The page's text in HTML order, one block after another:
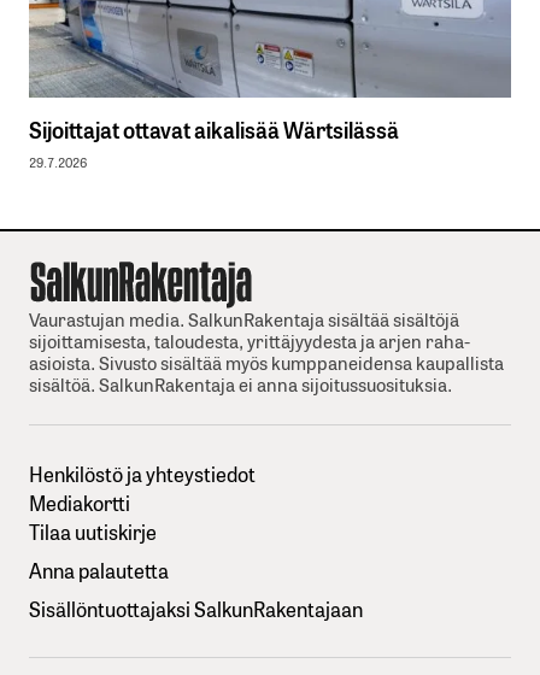
Sijoittajat ottavat aikalisää Wärtsilässä
29.7.2026
Vaurastujan media. SalkunRakentaja sisältää sisältöjä
sijoittamisesta, taloudesta, yrittäjyydesta ja arjen raha-
asioista. Sivusto sisältää myös kumppaneidensa kaupallista
sisältöä. SalkunRakentaja ei anna sijoitussuosituksia.
Henkilöstö ja yhteystiedot
Mediakortti
Tilaa uutiskirje
Anna palautetta
Sisällöntuottajaksi SalkunRakentajaan